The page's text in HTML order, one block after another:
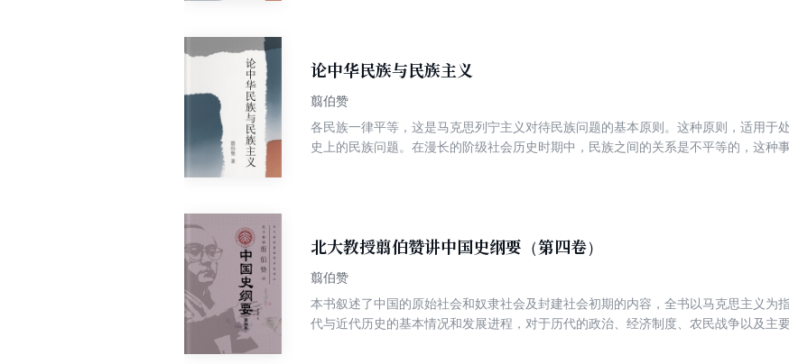
论中华民族与民族主义
翦伯赞
各民族一律平等，这是马克思列宁主义对待民族问题的基本原则。这种原则，适用于
史上的民族问题。在漫长的阶级社会历史时期中，民族之间的关系是不平等的，这种
争与和平的问题”和“民族英雄问题”等几项问题，其观点至今仍具有指导意义。此外，
北大教授翦伯赞讲中国史纲要（第四卷）
翦伯赞
本书叙述了中国的原始社会和奴隶社会及封建社会初期的内容，全书以马克思主义为
代与近代历史的基本情况和发展进程，对于历代的政治、经济制度、农民战争以及主